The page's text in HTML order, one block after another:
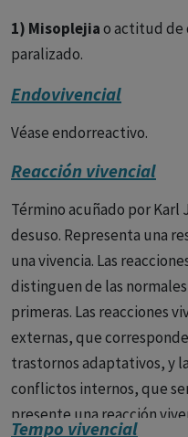
1) Misoplejiao actitud de
paralizado.
2) Miembro fantasma
este miembro puede ser
retorcimientos, etc. Suele
ha descrito también
3) Autopoagnosiao
del propio cuerpo o del
4) Anosognosia de
enfermo ignora la
hemiplejia, etc.), se trata
Endovivencial
Véase endorreactivo.
Reacción vivencial
Término acuñado por Karl
desuso. Representa una
una vivencia. Las
distinguen de las
primeras. Las reacciones
externas, que
trastornos adaptativos, y
conflictos internos, que
presente una reacción
Tempo vivencial